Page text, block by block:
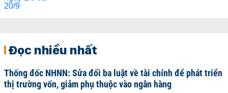
Đọc nhiều nhất
Thống đốc NHNN: Sửa đổi ba luật về tài chính để phát triển
thị trường vốn, giảm phụ thuộc vào ngân hàng